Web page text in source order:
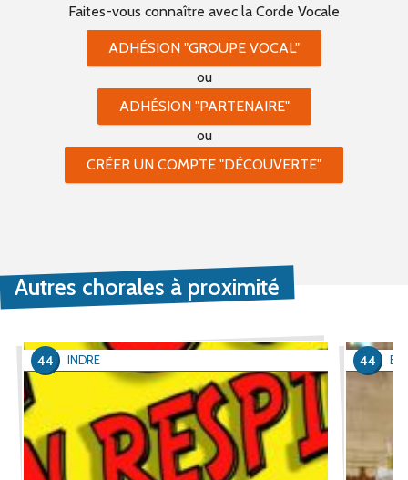
Faites-vous connaître avec la Corde Vocale
ADHÉSION "GROUPE VOCAL"
ou
ADHÉSION "PARTENAIRE"
ou
CRÉER UN COMPTE "DÉCOUVERTE"
Autres chorales à proximité
INDRE
44 44